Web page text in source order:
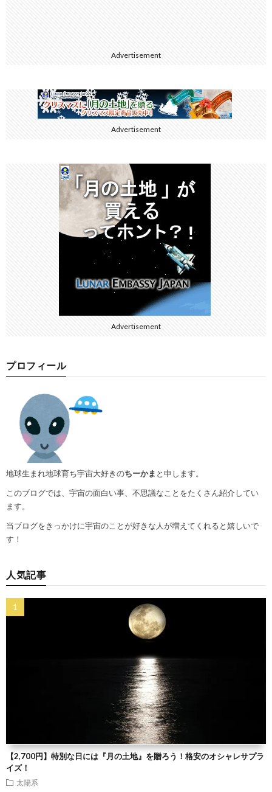
Advertisement
Advertisement
Advertisement
プロフィール
地球生まれ地球育ち宇宙大好きのちーかま と申します。
このブログでは、宇宙の面白い事、不思議なことをたくさん紹介してい
ます。
当ブログをきっかけに宇宙のことが好きな人が増えてくれると嬉しいで
す！
人気記事
【2,700円】特別な日には『月の土地』を贈ろう！格安のオシャレサプラ
イズ！
太陽系